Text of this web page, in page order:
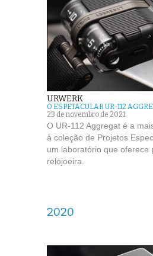
URWERK
O ESPETACULAR UR-112
23 de novembro de 2021
O UR-112 Aggregat é a
à coleção de Projetos
um laboratório que oferece
relojoeira.
2020